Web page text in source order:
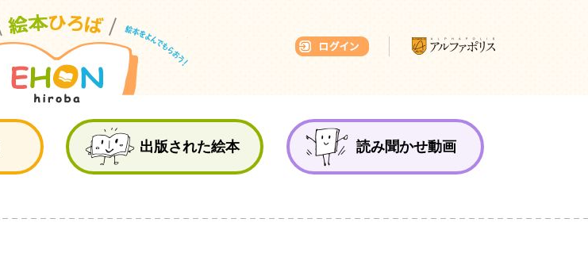
出版された絵本 読み聞かせ動画